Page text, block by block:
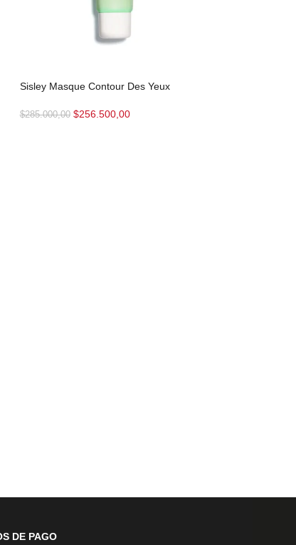
Sisley Masque Contour Des Yeux
$285.000,00 $256.500,00
DE PAGO